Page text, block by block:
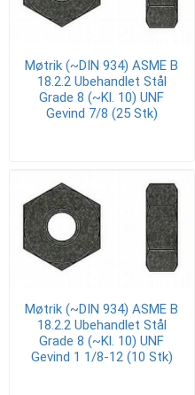
Møtrik (~DIN 934) ASME B
18.2.2 Ubehandlet Stål
Grade 8 (~Kl. 10) UNF
Gevind 7/8 (25 Stk)
Møtrik (~DIN 934) ASME B
18.2.2 Ubehandlet Stål
Grade 8 (~Kl. 10) UNF
Gevind 1 1/8-12 (10 Stk)